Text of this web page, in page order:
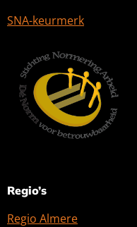
SNA-keurmerk
Regio’s
Regio Almere